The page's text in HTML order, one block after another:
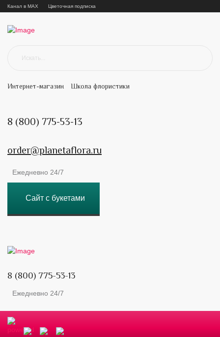
Канал в MAX Цветочная подписка
Интернет-магазин Школа флористики
8 (800) 775-53-13
order@planetaflora.ru
Ежедневно 24/7
Сайт с букетами
8 (800) 775-53-13
Ежедневно 24/7